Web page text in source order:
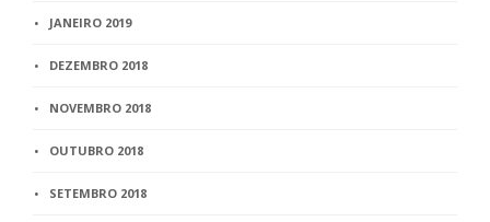
JANEIRO 2019
DEZEMBRO 2018
NOVEMBRO 2018
OUTUBRO 2018
SETEMBRO 2018